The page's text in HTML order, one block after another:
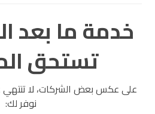
خدمة ما بعد
تستحق
على عكس بعض الشركات، لا تنتهي
نوفر لك: